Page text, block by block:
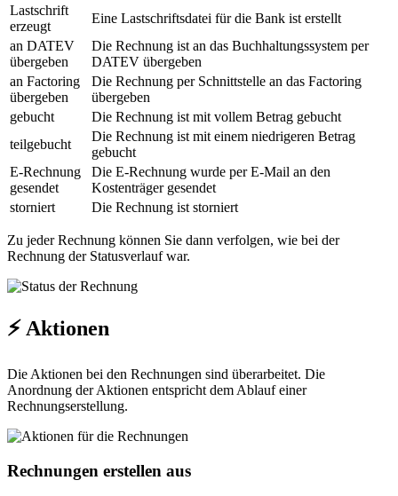
Lastschrift
erzeugt
Eine Lastschriftsdatei für die Bank ist erstellt
an DATEV
übergeben
Die Rechnung ist an das Buchhaltungssystem per
DATEV übergeben
an Factoring
übergeben
Die Rechnung per Schnittstelle an das Factoring
übergeben
gebucht
Die Rechnung ist mit vollem Betrag gebucht
teilgebucht
Die Rechnung ist mit einem niedrigeren Betrag
gebucht
E-Rechnung
gesendet
Die E-Rechnung wurde per E-Mail an den
Kostenträger gesendet
storniert
Die Rechnung ist storniert
Zu jeder Rechnung können Sie dann verfolgen, wie bei der
Rechnung der Statusverlauf war.
⚡ Aktionen
Die Aktionen bei den Rechnungen sind überarbeitet. Die
Anordnung der Aktionen entspricht dem Ablauf einer
Rechnungserstellung.
Rechnungen erstellen aus